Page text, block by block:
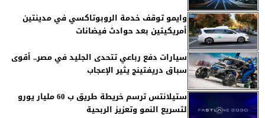
وايمو توقف خدمة الروبوتاكسي في مدينتين
أمريكيتين بعد حوادث فيضانات
سيارات دفع رباعي تتحدى الجليد في مصر.. أقوى
سباق دريفتينج يثير الإعجاب
ستيلانتس ترسم خريطة طريق ب 60 مليار يورو
لتسريع النمو وتعزيز الربحية